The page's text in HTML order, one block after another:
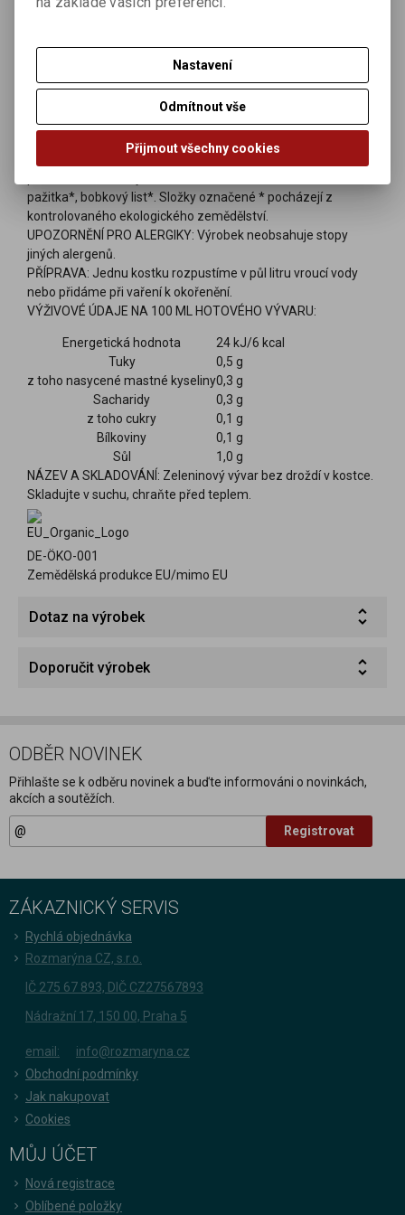
glutamanu (např. parmezán). Ti se samozřejmě musí
My ostatní se můžeme rozhodnout, co nám ještě připadá
přirozené, a co už jíst nechceme :-).
ZEMĚ PŮVODU: Německo
SLOŽENÍ: mořská sůl, palmový olej*, zelenina* 14,5 %
*, cibule*, pórek*, rajčata*), mletá natural rýže*,
pažitka*, bobkový list*. Složky označené * pocházejí z
kontrolovaného ekologického zemědělství.
UPOZORNĚNÍ PRO ALERGIKY: Výrobek neobsahuje stopy
jiných alergenů.
PŘÍPRAVA: Jednu kostku rozpustíme v půl litru vroucí vody
nebo přidáme při vaření k okořenění.
VÝŽIVOVÉ ÚDAJE NA 100 ML HOTOVÉHO VÝVARU:
Energetická hodnota
24 kJ/6 kcal
Tuky
0,5 g
z toho nasycené mastné kyseliny0,3 g
Sacharidy
0,3 g
z toho cukry
0,1 g
Bílkoviny
0,1 g
Sůl
1,0 g
NÁZEV A SKLADOVÁNÍ: Zeleninový vývar bez droždí v kostce.
Skladujte v suchu, chraňte před teplem.
DE-ÖKO-001
Zemědělská produkce EU/mimo EU
Dotaz na výrobek
Doporučit výrobek
ODBĚR NOVINEK
Přihlašte se k odběru novinek a buďte informováni o novinkách,
akcích a soutěžích.
Registrovat
ZÁKAZNICKÝ SERVIS
Rychlá objednávka
Rozmarýna CZ, s.r.o.
IČ 275 67 893, DIČ CZ27567893
Nádražní 17, 150 00, Praha 5
email:
info@rozmaryna.cz
Obchodní podmínky
Jak nakupovat
Cookies
MŮJ ÚČET
Nová registrace
Oblíbené položky
Nastavení
Odmítnout vše
Přijmout všechny cookies